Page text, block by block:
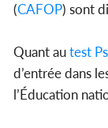
(CAFOP) sont
Quant autest
d’entrée dans
l’Éducation